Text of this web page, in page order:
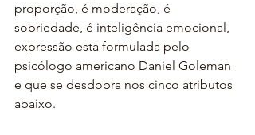
proporção, é moderação, é
sobriedade, é inteligência emocional,
expressão esta formulada pelo
psicólogo americano Daniel Goleman
e que se desdobra nos cinco atributos
abaixo.